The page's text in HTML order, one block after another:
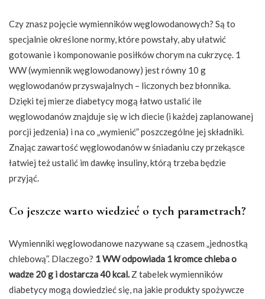
Czy znasz pojęcie wymienników węglowodanowych? Są to
specjalnie określone normy, które powstały, aby ułatwić
gotowanie i komponowanie posiłków chorym na cukrzycę. 1
WW (wymiennik węglowodanowy) jest równy 10 g
węglowodanów przyswajalnych – liczonych bez błonnika.
Dzięki tej mierze diabetycy mogą łatwo ustalić ile
węglowodanów znajduje się w ich diecie (i każdej zaplanowanej
porcji jedzenia) i na co „wymienić” poszczególne jej składniki.
Znając zawartość węglowodanów w śniadaniu czy przekąsce
łatwiej też ustalić im dawkę insuliny, którą trzeba będzie
przyjąć.
Co jeszcze warto wiedzieć o tych parametrach?
Wymienniki węglowodanowe nazywane są czasem „jednostką
chlebową”. Dlaczego? 1 WW odpowiada 1 kromce chleba o
wadze 20 g i dostarcza 40 kcal. Z tabelek wymienników
diabetycy mogą dowiedzieć się, na jakie produkty spożywcze